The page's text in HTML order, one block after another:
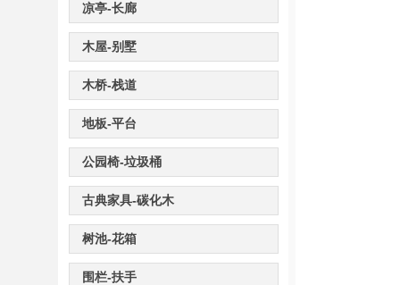
凉亭-长廊
木屋-别墅
木桥-栈道
地板-平台
公园椅-垃圾桶
古典家具-碳化木
树池-花箱
围栏-扶手